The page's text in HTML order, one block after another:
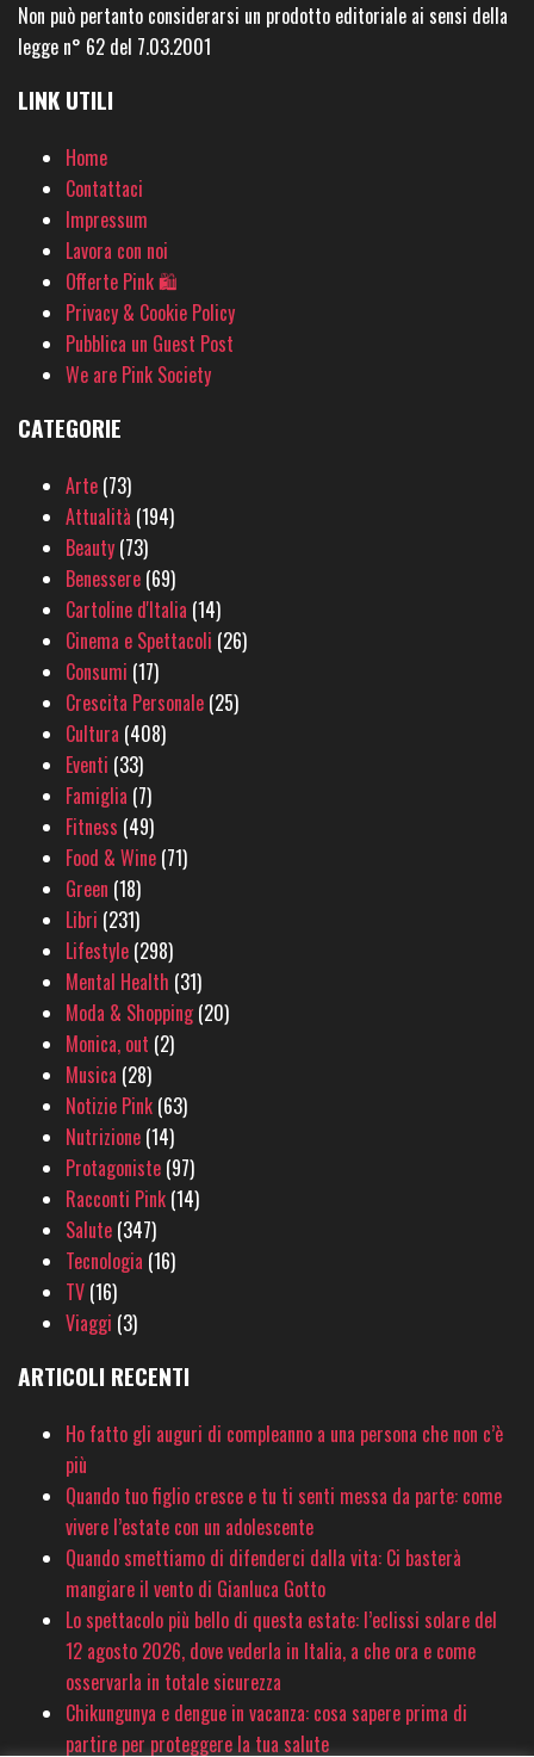
Non può pertanto considerarsi un prodotto editoriale ai sensi della
legge n° 62 del 7.03.2001
LINK UTILI
Home
Contattaci
Impressum
Lavora con noi
Offerte Pink 🛍
Privacy & Cookie Policy
Pubblica un Guest Post
We are Pink Society
CATEGORIE
Arte (73)
Attualità (194)
Beauty (73)
Benessere (69)
Cartoline d'Italia (14)
Cinema e Spettacoli (26)
Consumi (17)
Crescita Personale (25)
Cultura (408)
Eventi (33)
Famiglia (7)
Fitness (49)
Food & Wine (71)
Green (18)
Libri (231)
Lifestyle (298)
Mental Health (31)
Moda & Shopping(20)
Monica, out (2)
Musica (28)
Notizie Pink (63)
Nutrizione (14)
Protagoniste (97)
Racconti Pink (14)
Salute (347)
Tecnologia (16)
TV (16)
Viaggi (3)
ARTICOLI RECENTI
Ho fatto gli auguri di compleanno a una persona che non c’è
più
Quando tuo figlio cresce e tu ti senti messa da parte: come
vivere l’estate con un adolescente
Quando smettiamo di difenderci dalla vita: Ci basterà
mangiare il vento di Gianluca Gotto
Lo spettacolo più bello di questa estate: l’eclissi solare del
12 agosto 2026, dove vederla in Italia, a che ora e come
osservarla in totale sicurezza
Chikungunya e dengue in vacanza: cosa sapere prima di
partire per proteggere la tua salute